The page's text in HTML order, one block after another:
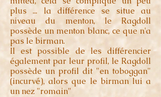
plus ... la différence se situe au
niveau du menton, le Ragdoll
possède un menton blanc, ce que n'a
pas le birman.
Il est possible de les différencier
également par leur profil, le Ragdoll
possède un profil dit "en toboggan"
(incurvé), alors que le birman lui a
un nez "romain"